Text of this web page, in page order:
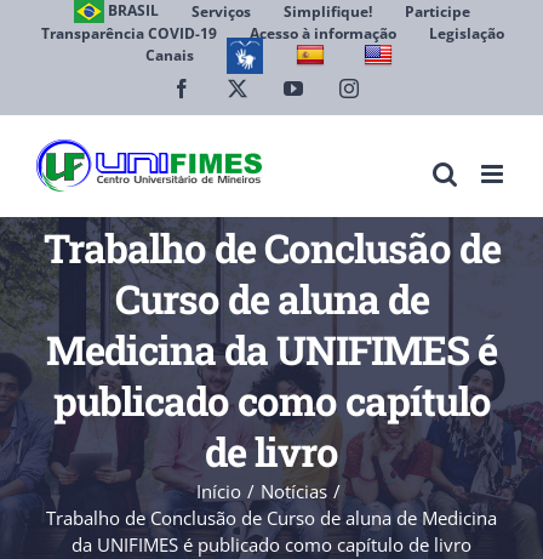
BRASIL Serviços Simplifique!
Participe
Transparência COVID-19
Acesso à informação
Legislação
Canais
Facebook YouTubeInstagram
Trabalho de Conclusão de
Curso de aluna de
Medicina da UNIFIMES é
publicado como capítulo
de livro
Início
Notícias
Trabalho de Conclusão de Curso de aluna de Medicina
da UNIFIMES é publicado como capítulo de livro